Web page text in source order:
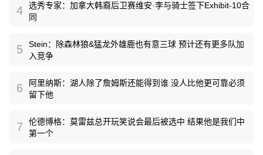
4
选秀专家：加拿大韩裔后卫赛维安·李与骑士签下Exhibit-10合
同
5
Stein：除森林狼&猛龙外雄鹿也有意三球 预计还有更多队加
入竞争
6
阿里纳斯：湖人除了詹姆斯还能得到谁 没人比他更可靠必须
留下他
7
伦德博格：莫雷兹总开玩笑说会最后被选中 结果他是我们中
第一个